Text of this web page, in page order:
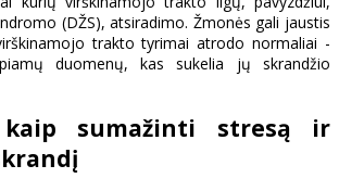
(DŽS), atsiradimo. Žmonės gali jaustis
trakto tyrimai atrodo normaliai -
duomenų, kas sukelia jų skrandžio
kaip sumažinti stresą ir